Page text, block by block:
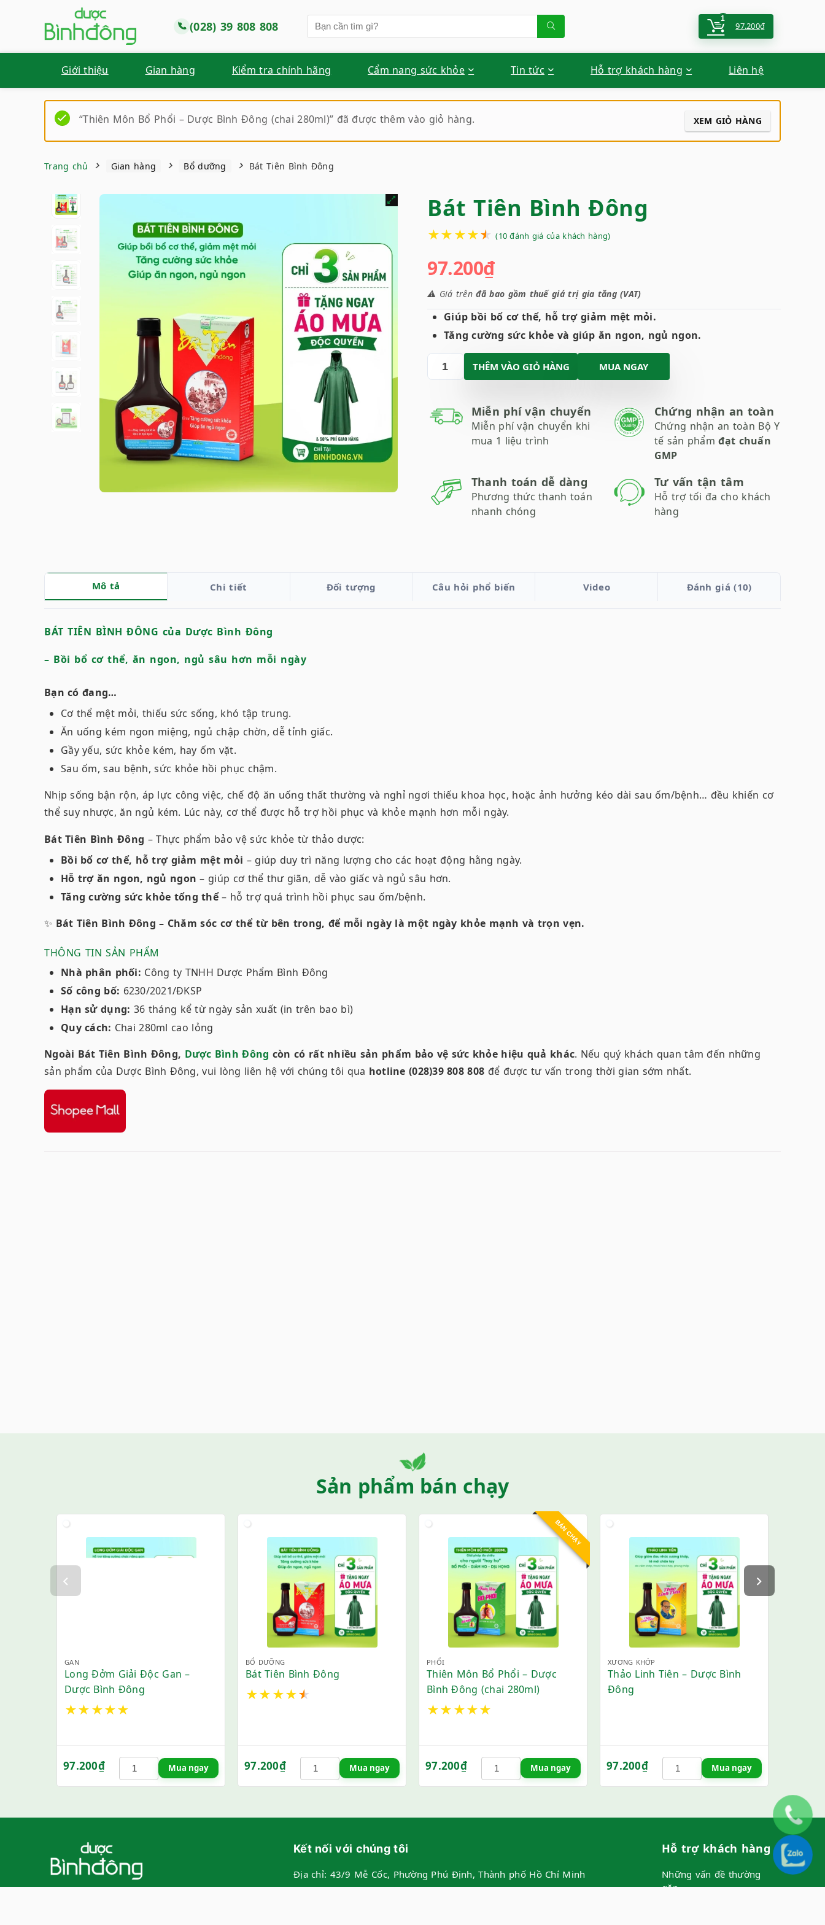
(028) 39 808 808
1
97.200₫
Giới thiệu Gian hàng Kiểm tra chính hãng Cẩm nang sức khỏe Tin tức Hỗ trợ khách hàng Liên hệ
“Thiên Môn Bổ Phổi – Dược Bình Đông (chai 280ml)” đã được thêm vào giỏ hàng. XEM GIỎ HÀNG
Trang chủ Gian hàng Bổ dưỡng Bát Tiên Bình Đông
Bát Tiên Bình Đông
★★★★★ (10 đánh giá của khách hàng)
97.200₫
⚠️ Giá trênđã bao gồm thuế giá trị gia tăng (VAT)
Giúp bồi bổ cơ thể, hỗ trợ giảm mệt mỏi.
Tăng cường sức khỏe và giúp ăn ngon, ngủ ngon.
THÊM VÀO GIỎ HÀNG MUA NGAY
Miễn phí vận chuyển
Miễn phí vận chuyển khi
mua 1 liệu trình
Chứng nhận an toàn
Chứng nhận an toàn Bộ Y
tế sản phẩmđạt chuẩn
GMP
Thanh toán dễ dàng
Phương thức thanh toán
nhanh chóng
Tư vấn tận tâm
Hỗ trợ tối đa cho khách
hàng
Mô tả Chi tiết Đối tượng Câu hỏi phổ biến Video Đánh giá (10)
BÁT TIÊN BÌNH ĐÔNG của Dược Bình Đông
– Bồi bổ cơ thể, ăn ngon, ngủ sâu hơn mỗi ngày
Bạn có đang…
Cơ thể mệt mỏi, thiếu sức sống, khó tập trung.
Ăn uống kém ngon miệng, ngủ chập chờn, dễ tỉnh giấc.
Gầy yếu, sức khỏe kém, hay ốm vặt.
Sau ốm, sau bệnh, sức khỏe hồi phục chậm.
Nhịp sống bận rộn, áp lực công việc, chế độ ăn uống thất thường và nghỉ ngơi thiếu khoa học, hoặc ảnh hưởng kéo dài sau ốm/bệnh… đều khiến cơ
thể suy nhược, ăn ngủ kém. Lúc này, cơ thể được hỗ trợ hồi phục và khỏe mạnh hơn mỗi ngày.
Bát Tiên Bình Đông – Thực phẩm bảo vệ sức khỏe từ thảo dược:
Bồi bổ cơ thể, hỗ trợ giảm mệt mỏi – giúp duy trì năng lượng cho các hoạt động hằng ngày.
Hỗ trợ ăn ngon, ngủ ngon – giúp cơ thể thư giãn, dễ vào giấc và ngủ sâu hơn.
Tăng cường sức khỏe tổng thể– hỗ trợ quá trình hồi phục sau ốm/bệnh.
✨ Bát Tiên Bình Đông – Chăm sóc cơ thể từ bên trong, để mỗi ngày là một ngày khỏe mạnh và trọn vẹn.
THÔNG TIN SẢN PHẨM
Nhà phân phối: Công ty TNHH Dược Phẩm Bình Đông
Số công bố: 6230/2021/ĐKSP
Hạn sử dụng: 36 tháng kể từ ngày sản xuất (in trên bao bì)
Quy cách: Chai 280ml cao lỏng
Ngoài Bát Tiên Bình Đông, Dược Bình Đông còn có rất nhiều sản phẩm bảo vệ sức khỏe hiệu quả khác. Nếu quý khách quan tâm đến những
sản phẩm của Dược Bình Đông, vui lòng liên hệ với chúng tôi qua hotline (028)39 808 808 để được tư vấn trong thời gian sớm nhất.
Sản phẩm bán chạy
GAN
Long Đởm Giải Độc Gan –
Dược Bình Đông
★★★★★
97.200₫ Mua ngay
BỔ DƯỠNG
Bát Tiên Bình Đông
★★★★★
97.200₫ Mua ngay
BÁN CHẠY
PHỔI
Thiên Môn Bổ Phổi – Dược
Bình Đông (chai 280ml)
★★★★★
97.200₫ Mua ngay
XƯƠNG KHỚP
Thảo Linh Tiên – Dược Bình
Đông
97.200₫ Mua ngay
Kết nối với chúng tôi
Địa chỉ: 43/9 Mễ Cốc, Phường Phú Định, Thành phố Hồ Chí Minh
Hỗ trợ khách hàng
Những vấn đề thường
gặp